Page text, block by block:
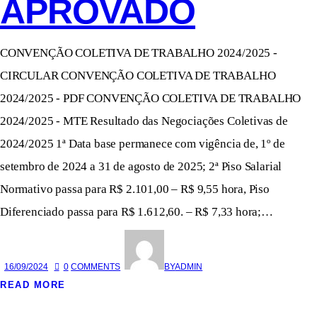
APROVADO
CONVENÇÃO COLETIVA DE TRABALHO 2024/2025 -
CIRCULAR CONVENÇÃO COLETIVA DE TRABALHO
2024/2025 - PDF CONVENÇÃO COLETIVA DE TRABALHO
2024/2025 - MTE Resultado das Negociações Coletivas de
2024/2025 1ª Data base permanece com vigência de, 1º de
setembro de 2024 a 31 de agosto de 2025; 2ª Piso Salarial
Normativo passa para R$ 2.101,00 – R$ 9,55 hora, Piso
Diferenciado passa para R$ 1.612,60. – R$ 7,33 hora;…
16/09/2024 0 COMMENTS BYADMIN
READ MORE